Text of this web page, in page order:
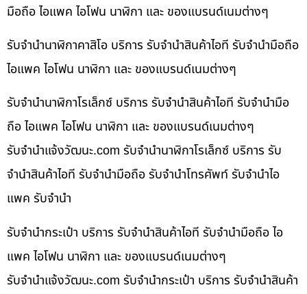
มือถือ ไอแพค ไอโฟน นาฬิกา และ ของแบรนด์เนมต่างๆ
รับจำนำนาฬิกาคาสิโอ บริการ รับจำนำสินค้าไอที รับจำนำมือถือ
ไอแพค ไอโฟน นาฬิกา และ ของแบรนด์เนมต่างๆ
รับจำนำนาฬิกาโรเล็กซ์ บริการ รับจำนำสินค้าไอที รับจำนำมือ
ถือ ไอแพค ไอโฟน นาฬิกา และ ของแบรนด์เนมต่างๆ
รับจํานําแจ้งวัฒนะ.com รับจำนำนาฬิกาโรเล็กซ์ บริการ รับ
จำนำสินค้าไอที รับจำนำมือถือ รับจำนำโทรศัพท์ รับจำนำไอ
แพค รับจำนำ
รับจำนำกระเป๋า บริการ รับจำนำสินค้าไอที รับจำนำมือถือ ไอ
แพค ไอโฟน นาฬิกา และ ของแบรนด์เนมต่างๆ
รับจํานําแจ้งวัฒนะ.com รับจำนำกระเป๋า บริการ รับจำนำสินค้า